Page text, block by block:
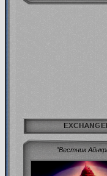
"Вестник